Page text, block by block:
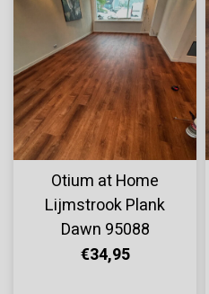
Otium at Home
Lijmstrook Plank
Dawn 95088
€34,95